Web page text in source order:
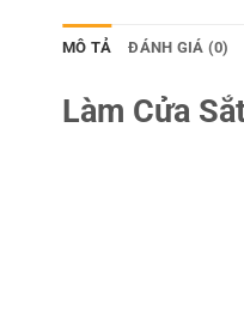
MÔ TẢ ĐÁNH GIÁ (0)
Làm Cửa